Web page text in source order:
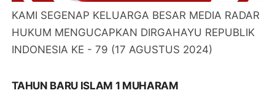
KAMI SEGENAP KELUARGA BESAR MEDIA RADAR
HUKUM MENGUCAPKAN DIRGAHAYU REPUBLIK
INDONESIA KE - 79 (17 AGUSTUS 2024)
TAHUN BARU ISLAM 1 MUHARAM